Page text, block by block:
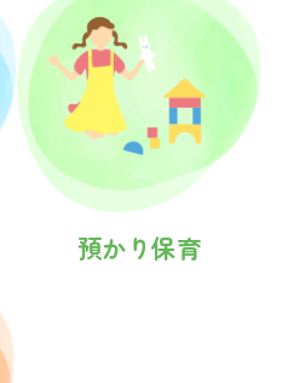
預かり保育